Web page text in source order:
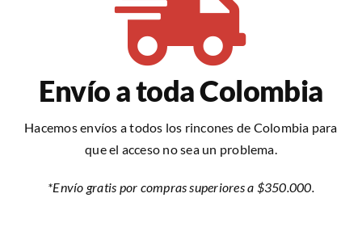
Envío a toda Colombia
Hacemos envíos a todos los rincones de Colombia para
que el acceso no sea un problema.
*Envío gratis por compras superiores a $350.000.